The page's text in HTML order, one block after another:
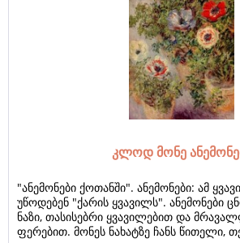
კლოდ მონე
"ანემონები ქოთანში". ანემონები: ამ
უწოდებენ "ქარის ყვავილს". ანემონები
ნაზი, თასისებრი ყვავილებით და
ფერებით. მონეს ნახატზე ჩანს წითელი,